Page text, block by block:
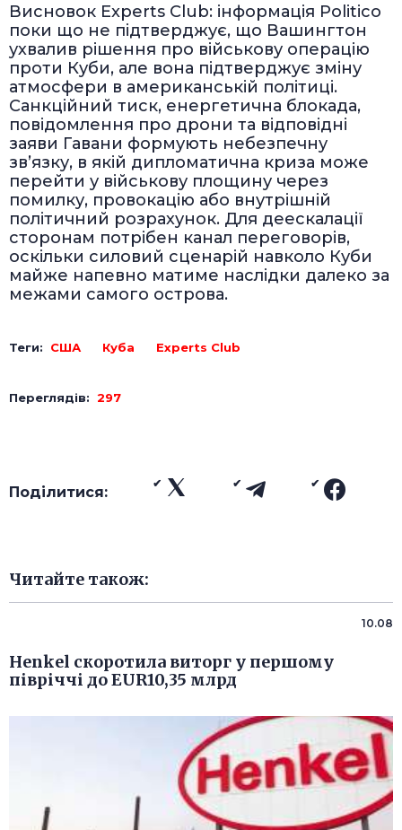
Висновок Experts Club: інформація Politico
поки що не підтверджує, що Вашингтон
ухвалив рішення про військову операцію
проти Куби, але вона підтверджує зміну
атмосфери в американській політиці.
Санкційний тиск, енергетична блокада,
повідомлення про дрони та відповідні
заяви Гавани формують небезпечну
зв’язку, в якій дипломатична криза може
перейти у військову площину через
помилку, провокацію або внутрішній
політичний розрахунок. Для деескалації
сторонам потрібен канал переговорів,
оскільки силовий сценарій навколо Куби
майже напевно матиме наслідки далеко за
межами самого острова.
Теги: США Куба Experts Club
Переглядів: 297
Поділитися:
Читайте також:
10.08
Henkel скоротила виторг у першому
півріччі до EUR10,35 млрд